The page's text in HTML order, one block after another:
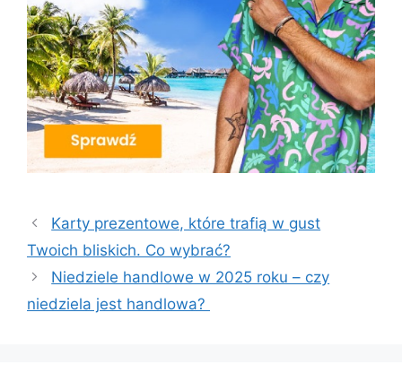
Karty prezentowe, które trafią w gust
Twoich bliskich. Co wybrać?
Niedziele handlowe w 2025 roku – czy
niedziela jest handlowa?